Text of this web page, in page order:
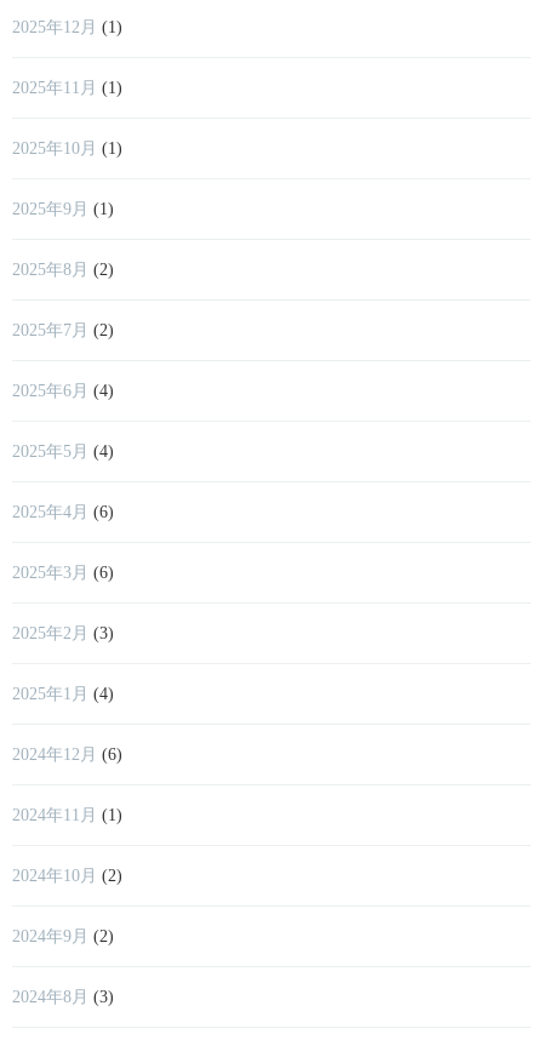
2025年12月 (1)
2025年11月 (1)
2025年10月 (1)
2025年9月 (1)
2025年8月 (2)
2025年7月 (2)
2025年6月 (4)
2025年5月 (4)
2025年4月 (6)
2025年3月 (6)
2025年2月 (3)
2025年1月 (4)
2024年12月 (6)
2024年11月 (1)
2024年10月 (2)
2024年9月 (2)
2024年8月 (3)